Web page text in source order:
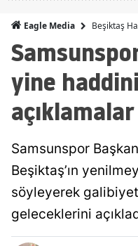
Eagle Media Beşiktaş
yine
açıklamalar
Samsunspor
Beşiktaş’ın
söyleyerek
geleceklerini